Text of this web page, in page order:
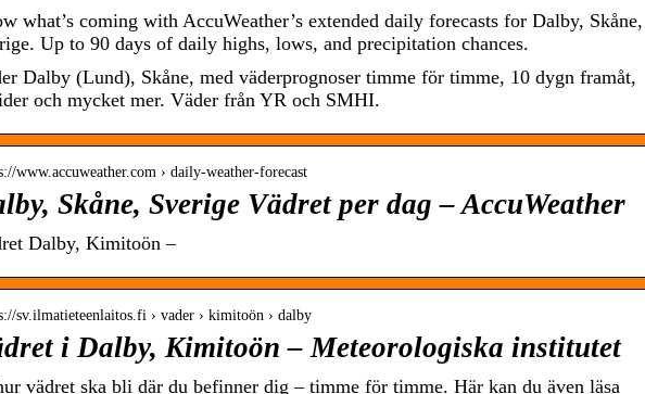
what’s coming with AccuWeather’s extended daily forecasts for Dalby, Skåne,
Up to 90 days of daily highs, lows, and precipitation chances.
Dalby (Lund), Skåne, med väderprognoser timme för timme, 10 dygn framåt,
och mycket mer. Väder från YR och SMHI.
www.accuweather.com › daily-weather-forecast
Skåne, Sverige Vädret per dag – AccuWeather
Dalby, Kimitoön –
sv.ilmatieteenlaitos.fi › vader › kimitoön › dalby
i Dalby, Kimitoön – Meteorologiska institutet
vädret ska bli där du befinner dig – timme för timme. Här kan du även läsa